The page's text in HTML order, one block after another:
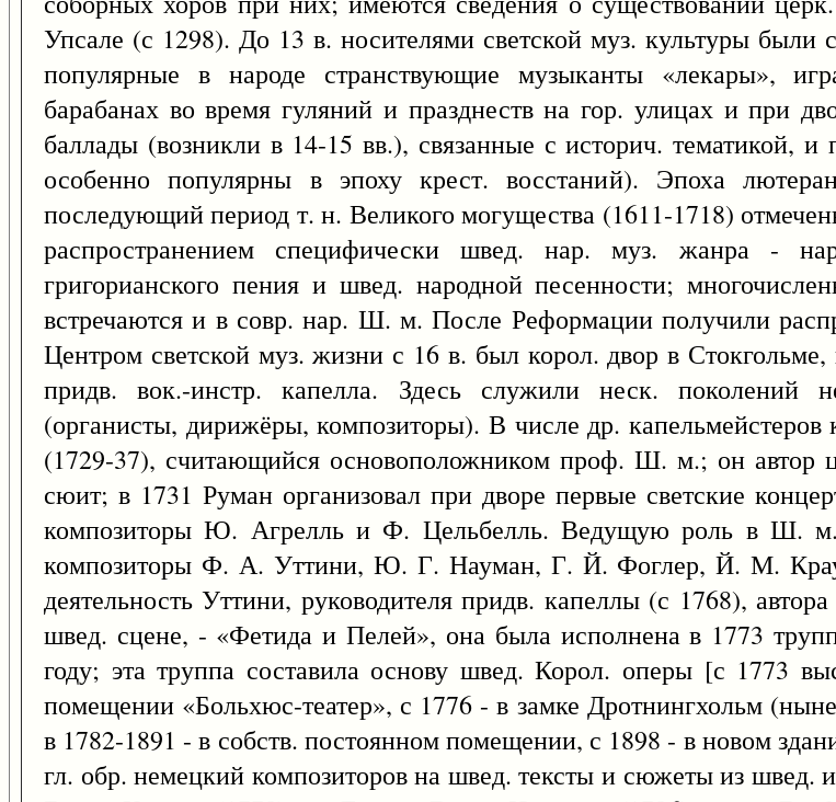
Упсале (с 1298). До 13 в. носителями светской муз. культуры были
популярные в народе странствующие музыканты «лекары»,
барабанах во время гуляний и празднеств на гор. улицах и при
баллады (возникли в 14-15 вв.), связанные с историч. тематикой,
особенно популярны в эпоху крест. восстаний). Эпоха
последующий период т. н. Великого могущества (1611-1718)
распространением специфически швед. нар. муз. жанра -
григорианского пения и швед. народной песенности;
встречаются и в совр. нар. Ш. м. После Реформации получили
Центром светской муз. жизни с 16 в. был корол. двор в Стокгольме,
придв. вок.-инстр. капелла. Здесь служили неск. поколений
(органисты, дирижёры, композиторы). В числе др.
(1729-37), считающийся основоположником проф. Ш. м.; он автор
сюит; в 1731 Руман организовал при дворе первые светские
композиторы Ю. Агрелль и Ф. Цельбелль. Ведущую роль в Ш.
композиторы Ф. А. Уттини, Ю. Г. Науман, Г. Й. Фоглер, Й. М.
деятельность Уттини, руководителя придв. капеллы (с 1768),
швед. сцене, - «Фетида и Пелей», она была исполнена в 1773
году; эта труппа составила основу швед. Корол. оперы [с 1773
помещении «Больхюс-театер», с 1776 - в замке Дротнингхольм
в 1782-1891 - в собств. постоянном помещении, с 1898 - в новом
гл. обр. немецкий композиторов на швед. тексты и сюжеты из швед.